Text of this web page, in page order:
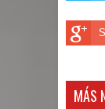
MÁS